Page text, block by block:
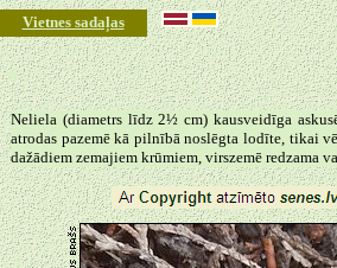
Vietnes sadaļas
◄
Neliela (diametrs līdz 2½ cm) kausveidīga
atrodas pazemē kā pilnībā noslēgta lodīte, tikai
dažādiem zemajiem krūmiem, virszemē redzama